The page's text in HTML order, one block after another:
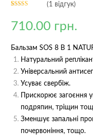
основі
опитування
(1 відгук)
710.00 грн.
Бальзам SOS 8 В 1
Натуральний
Універсальний
Усуває свербіж.
Прискорює загоєння
подряпин, тріщин
Зменшує запальні
почервоніння, тощо.